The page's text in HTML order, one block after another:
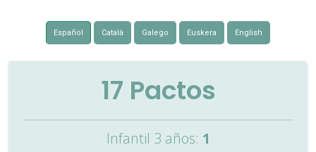
Español Català Galego Euskera English
17 Pactos
Infantil 3 años: 1